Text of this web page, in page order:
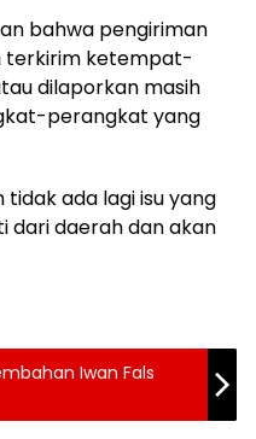
bahwa pengiriman
terkirim ketempat-
dilaporkan masih
perangkat yang
tidak ada lagi isu yang
dari daerah dan akan
Iwan Fals